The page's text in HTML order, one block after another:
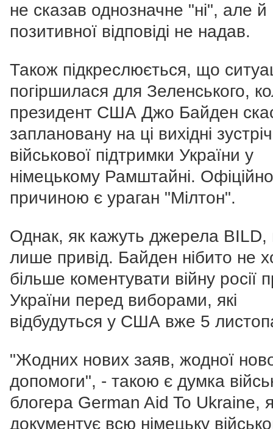
не сказав однозначне "ні", але й
позитивної відповіді не надав.
Також підкреслюється, що
погіршилася для Зеленського,
президент США Джо Байден
заплановану на ці вихідні зустріч
військової підтримки України у
німецькому Рамштайні.
причиною є ураган "Мілтон".
Однак, як кажуть джерела BILD,
лише привід. Байден нібито не
більше коментувати війну росії
України перед виборами, які
відбудуться у США вже 5
"Жодних нових заяв, жодної
допомоги", - такою є думка
блогера German Aid To Ukraine,
документує всю німецьку